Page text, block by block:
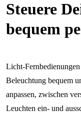
Steuere
bequem
Licht-
Beleuchtung bequem
anpassen, zwischen
Leuchten ein- und